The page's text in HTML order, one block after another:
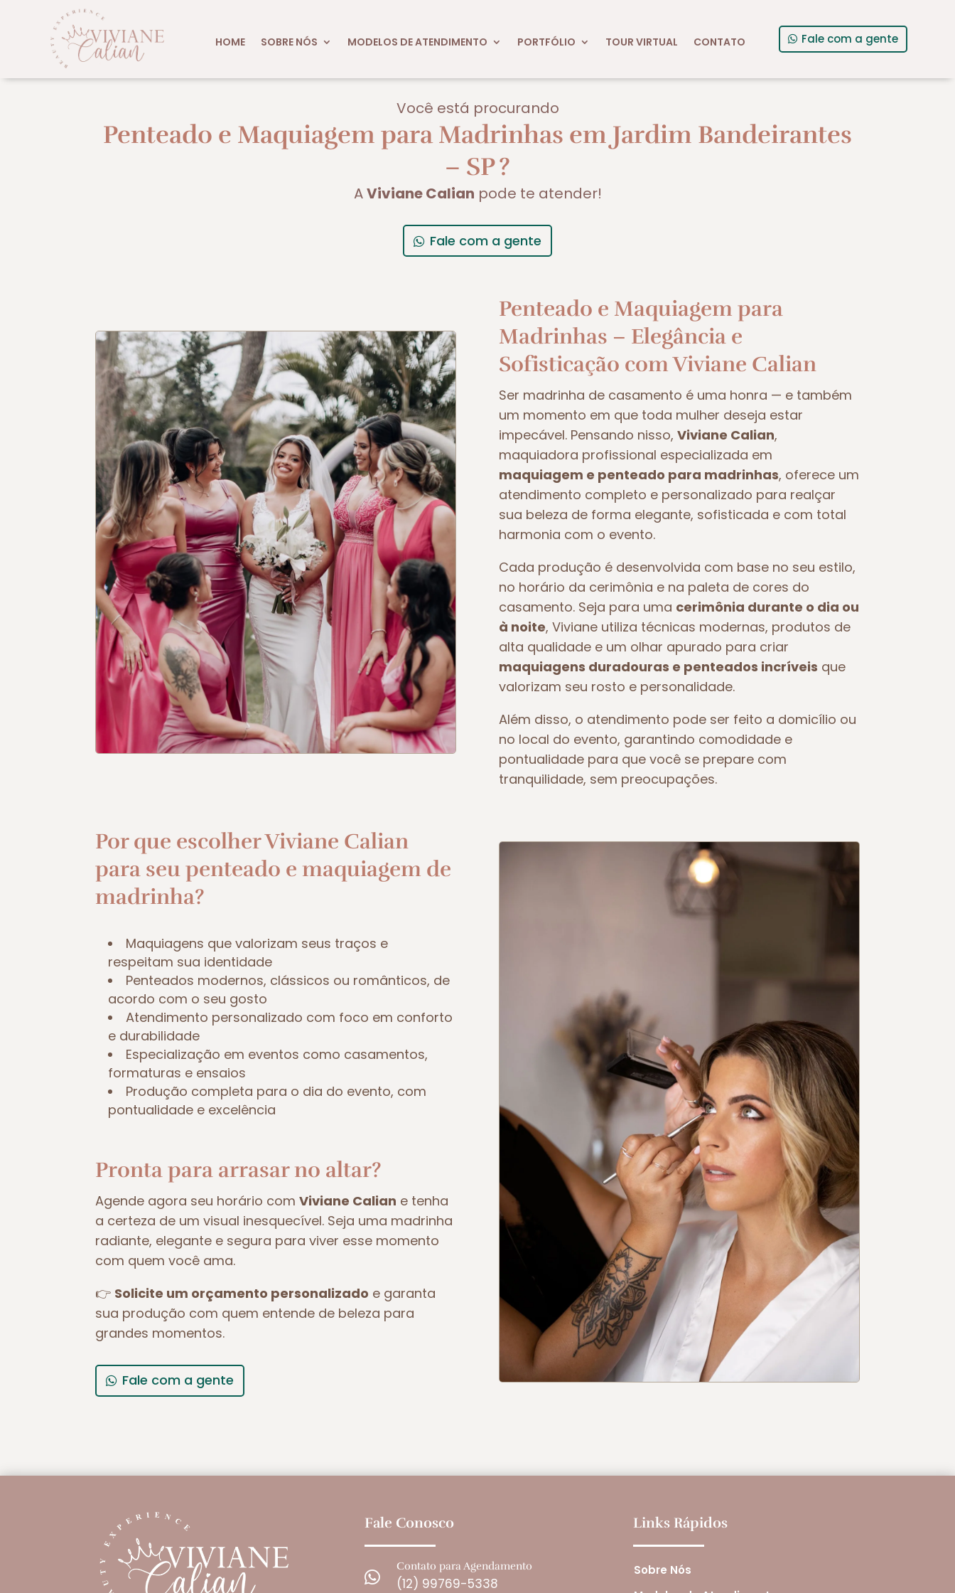
HOME SOBRE NÓS MODELOS DE ATENDIMENTO PORTFÓLIO TOUR VIRTUAL CONTATO Fale com a gente
Você está procurando
Penteado e Maquiagem para Madrinhas em Jardim Bandeirantes
– SP?
AViviane Calian pode te atender!
Fale com a gente
Penteado e Maquiagem para
Madrinhas – Elegância e
Sofisticação com Viviane Calian
Ser madrinha de casamento é uma honra — e também
um momento em que toda mulher deseja estar
impecável. Pensando nisso, Viviane Calian,
maquiadora profissional especializada em
maquiagem e penteado para madrinhas, oferece um
atendimento completo e personalizado para realçar
sua beleza de forma elegante, sofisticada e com total
harmonia com o evento.
Cada produção é desenvolvida com base no seu estilo,
no horário da cerimônia e na paleta de cores do
casamento. Seja para uma cerimônia durante o dia ou
à noite, Viviane utiliza técnicas modernas, produtos de
alta qualidade e um olhar apurado para criar
maquiagens duradouras e penteados incríveis que
valorizam seu rosto e personalidade.
Além disso, o atendimento pode ser feito a domicílio ou
no local do evento, garantindo comodidade e
pontualidade para que você se prepare com
tranquilidade, sem preocupações.
Por que escolher Viviane Calian
para seu penteado e maquiagem de
madrinha?
Maquiagens que valorizam seus traços e
respeitam sua identidade
Penteados modernos, clássicos ou românticos, de
acordo com o seu gosto
Atendimento personalizado com foco em conforto
e durabilidade
Especialização em eventos como casamentos,
formaturas e ensaios
Produção completa para o dia do evento, com
pontualidade e excelência
Pronta para arrasar no altar?
Agende agora seu horário comViviane Calian e tenha
a certeza de um visual inesquecível. Seja uma madrinha
radiante, elegante e segura para viver esse momento
com quem você ama.
👉 Solicite um orçamento personalizado e garanta
sua produção com quem entende de beleza para
grandes momentos.
Fale com a gente
Fale Conosco

Contato para Agendamento
(12) 99769-5338
Links Rápidos
Sobre Nós